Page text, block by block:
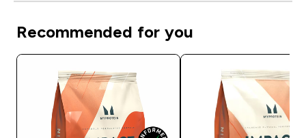
Recommended for you